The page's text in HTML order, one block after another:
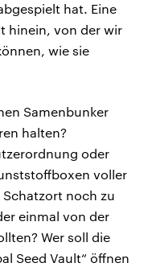
hat. Eine
hinein, von der wir
wie sie
Samenbunker
halten?
oder
voller
Schatzort noch zu
einmal von der
Wer soll die
Seed Vault“ öffnen